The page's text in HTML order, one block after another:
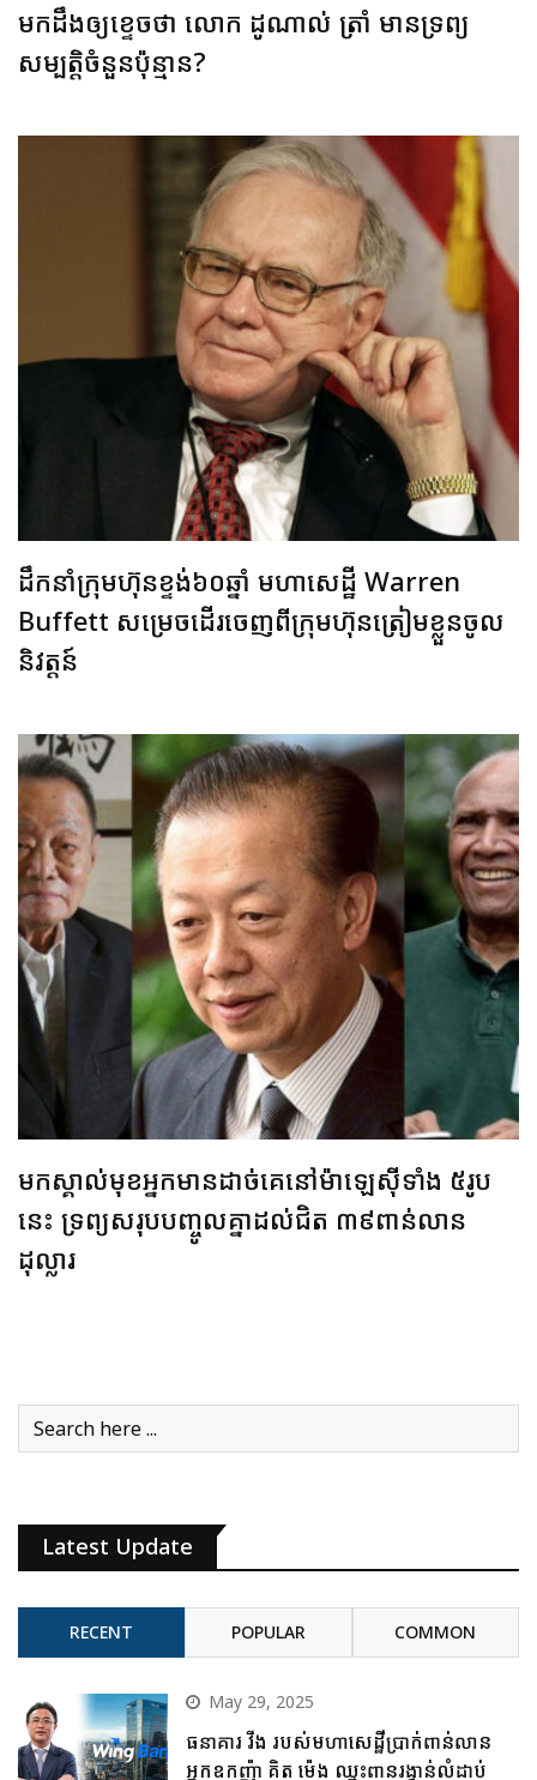
មកដឹងឲ្យខ្ទេចថា លោក ដូណាល់ ត្រាំ មានទ្រព្យ
សម្បត្តិចំនួនប៉ុន្មាន?
ដឹកនាំក្រុមហ៊ុនខ្ទង់៦០ឆ្នាំ មហាសេដ្ឋី Warren
Buffett សម្រេចដើរចេញពីក្រុមហ៊ុនត្រៀមខ្លួនចូល
និវត្តន៍
មកស្គាល់មុខអ្នកមានដាច់គេនៅម៉ាឡេស៊ីទាំង ៥រូប
នេះ ទ្រព្យសរុបបញ្ចូលគ្នាដល់ជិត ៣៩ពាន់លាន
ដុល្លារ
Latest Update
RECENT POPULAR COMMON
May 29, 2025
ធនាគារ វីង របស់មហាសេដ្ឋីប្រាក់ពាន់លាន
អ្នកឧកញ៉ា គិត ម៉េង ឈ្នះពានរង្វាន់លំដាប់